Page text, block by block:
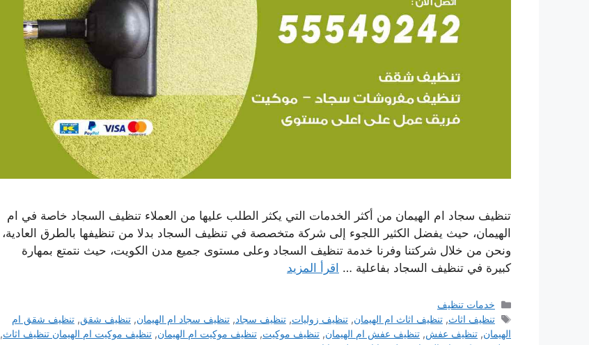
تنظيف سجاد ام الهيمان من أكثر الخدمات التي يكثر الطلب عليها من العملاء تنظيف السجاد خاصة في ام
الهيمان، حيث يفضل الكثير اللجوء إلى شركة متخصصة في تنظيف السجاد بدلا من تنظيفها بالطرق العادية،
ونحن من خلال شركتنا وفرنا خدمة تنظيف السجاد وعلى مستوى جميع مدن الكويت، حيث نتمتع بمهارة
كبيرة في تنظيف السجاد بفاعلية … اقرأ المزيد
التصنيفات
خدمات تنظيف
الوسوم
تنظيف اثاث,تنظيف اثاث ام الهيمان,تنظيف زوليات,تنظيف سجاد,تنظيف سجاد ام الهيمان,تنظيف شقق,تنظيف شقق ام
الهيمان, تنظيف عفش, تنظيف عفش ام الهيمان, تنظيف موكيت, تنظيف موكيت ام الهيمان, تنظيف موكيت ام الهيمان تنظيف اثاث,